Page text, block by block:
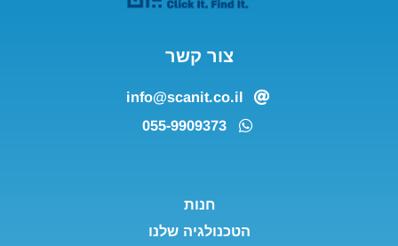
צור קשר
info@scanit.co.il
055-9909373
חנות
הטכנולגיה שלנו